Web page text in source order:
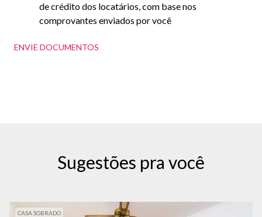
de crédito dos locatários, com base nos
comprovantes enviados por você
ENVIE DOCUMENTOS
Sugestões pra você
CASA SOBRADO